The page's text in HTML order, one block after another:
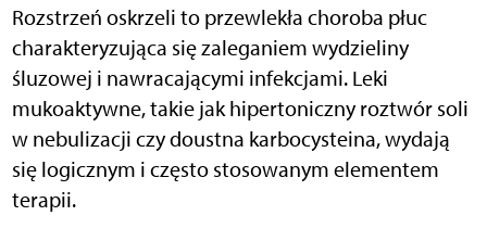
Rozstrzeń oskrzeli to przewlekła choroba płuc
charakteryzująca się zaleganiem wydzieliny
śluzowej i nawracającymi infekcjami. Leki
mukoaktywne, takie jak hipertoniczny roztwór soli
w nebulizacji czy doustna karbocysteina, wydają
się logicznym i często stosowanym elementem
terapii.